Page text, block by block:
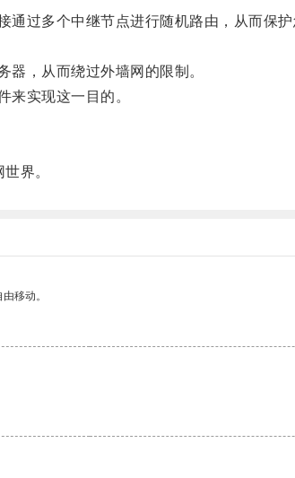
过多个中继节点进行随机路由，从而保护
，从而绕过外墙网的限制。
实现这一目的。
界。
移动。